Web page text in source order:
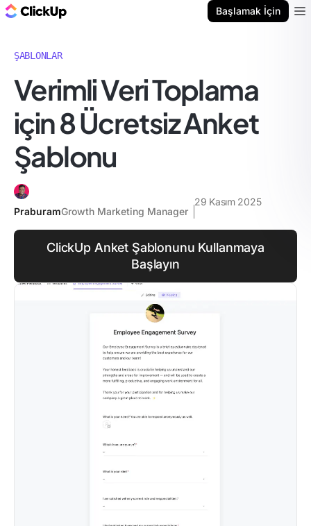
Başlamak İçin
ŞABLONLAR
Verimli Veri Toplama
için 8 Ücretsiz Anket
Şablonu
PraburamGrowth Marketing Manager
29 Kasım 2025
ClickUp Anket Şablonunu Kullanmaya
Başlayın